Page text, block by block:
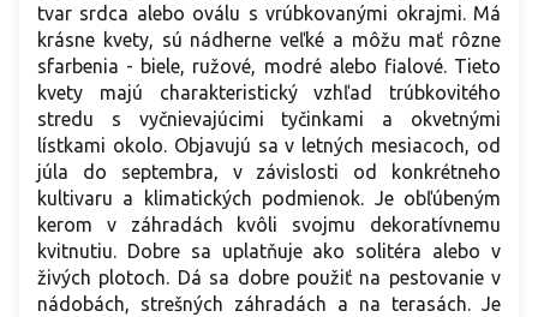
tvar srdca alebo oválu s vrúbkovanými okrajmi. Má
krásne kvety, sú nádherne veľké a môžu mať rôzne
sfarbenia - biele, ružové, modré alebo fialové. Tieto
kvety majú charakteristický vzhľad trúbkovitého
stredu s vyčnievajúcimi tyčinkami a okvetnými
lístkami okolo. Objavujú sa v letných mesiacoch, od
júla do septembra, v závislosti od konkrétneho
kultivaru a klimatických podmienok. Je obľúbeným
kerom v záhradách kvôli svojmu dekoratívnemu
kvitnutiu. Dobre sa uplatňuje ako solitéra alebo v
živých plotoch. Dá sa dobre použiť na pestovanie v
nádobách, strešných záhradách a na terasách. Je